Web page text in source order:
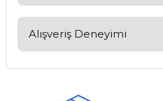
kullanarak tarafımıza iletebilirsiniz.
Görüş ve önerileriniz için
Alışveriş Deneyimi
verin, size ulaşamıyorum.
Mehmet Kayış | 17/02/2026